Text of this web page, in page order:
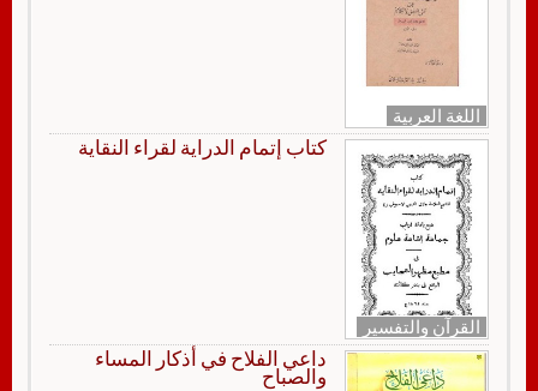
اللغة العربية
القرآن والتفسير
كتاب إتمام الدراية لقراء النقاية
داعي الفلاح في أذكار المساء
والصباح